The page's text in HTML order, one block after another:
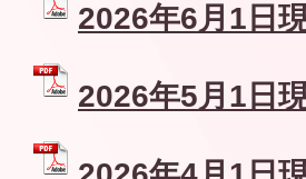
2026年6月1日
2026年5月1日